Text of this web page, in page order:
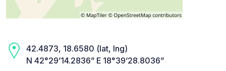
42.4873, 18.6580 (lat, lng)
N 42°29’14.2836” E 18°39’28.8036”